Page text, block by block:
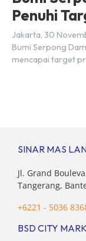
Penuhi
Tahun
Jakarta, 30
Bumi Serpong
mencapai target
SINAR MAS
Jl. Grand
Tangerang,
+6221 - 5036
BSD CITY